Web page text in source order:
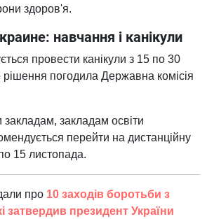
здоров'я.
навчання і канікули
провести канікули з 15 по 30
рішення погодила Державна комісія
закладам освіти
перейти на дистанційну
15 листопада.
про 10 заходів боротьби з
затвердив президент України